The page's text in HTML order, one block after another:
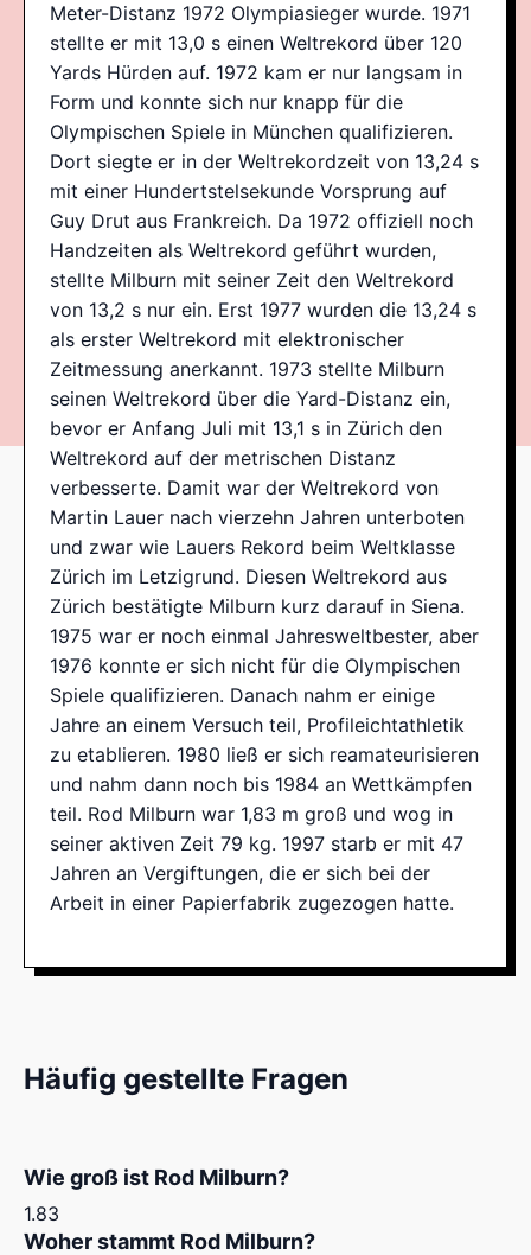
Meter-Distanz 1972 Olympiasieger wurde. 1971
stellte er mit 13,0 s einen Weltrekord über 120
Yards Hürden auf. 1972 kam er nur langsam in
Form und konnte sich nur knapp für die
Olympischen Spiele in München qualifizieren.
Dort siegte er in der Weltrekordzeit von 13,24 s
mit einer Hundertstelsekunde Vorsprung auf
Guy Drut aus Frankreich. Da 1972 offiziell noch
Handzeiten als Weltrekord geführt wurden,
stellte Milburn mit seiner Zeit den Weltrekord
von 13,2 s nur ein. Erst 1977 wurden die 13,24 s
als erster Weltrekord mit elektronischer
Zeitmessung anerkannt. 1973 stellte Milburn
seinen Weltrekord über die Yard-Distanz ein,
bevor er Anfang Juli mit 13,1 s in Zürich den
Weltrekord auf der metrischen Distanz
verbesserte. Damit war der Weltrekord von
Martin Lauer nach vierzehn Jahren unterboten
und zwar wie Lauers Rekord beim Weltklasse
Zürich im Letzigrund. Diesen Weltrekord aus
Zürich bestätigte Milburn kurz darauf in Siena.
1975 war er noch einmal Jahresweltbester, aber
1976 konnte er sich nicht für die Olympischen
Spiele qualifizieren. Danach nahm er einige
Jahre an einem Versuch teil, Profileichtathletik
zu etablieren. 1980 ließ er sich reamateurisieren
und nahm dann noch bis 1984 an Wettkämpfen
teil. Rod Milburn war 1,83 m groß und wog in
seiner aktiven Zeit 79 kg. 1997 starb er mit 47
Jahren an Vergiftungen, die er sich bei der
Arbeit in einer Papierfabrik zugezogen hatte.
Häufig gestellte Fragen
Wie groß ist Rod Milburn?
1.83
Woher stammt Rod Milburn?